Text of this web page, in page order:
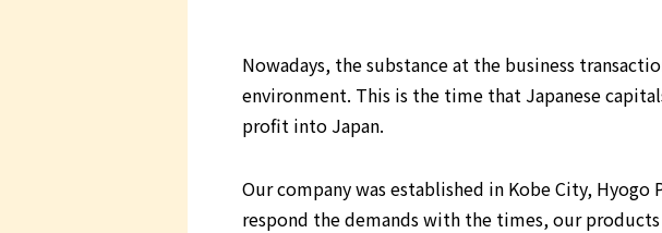
Nowadays, the substance at the business
environment. This is the time that Japanese
profit into Japan.
Our company was established in Kobe City,
respond the demands with the times, our